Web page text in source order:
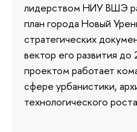
лидерством НИУ ВШЭ
план города Новый
стратегических
вектор его развития до
проектом работает
сфере урбанистики,
технологического